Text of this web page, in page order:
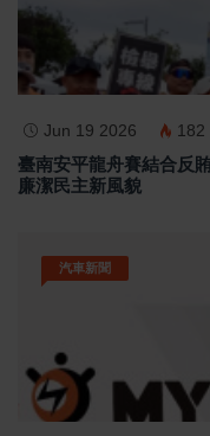
Jun 19 2026 182
臺南安平龍舟賽結合
廉潔民主新風貌
汽車新聞